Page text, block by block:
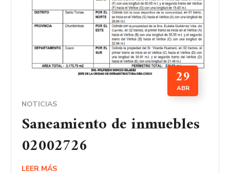
29
ABR
NOTICIAS
Saneamiento de inmuebles
02002726
LEER MÁS